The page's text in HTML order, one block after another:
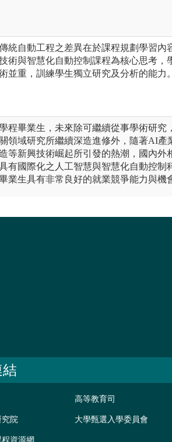
統自動工程之差異在於課程規劃學習內
術與智慧化自動控制課程為核心思考，
並重，訓練學生獨立研究及分析的能力。
程畢業生，未來除可繼續從事學術研究
領域研究所繼續深造進修外，隨著AI產
等新興技術崛起所引發的熱潮，國內外
有國際化之人工智慧與智慧化自動控制
業生具有非常良好的就業競爭能力與機
高等教育司
究院 大學甄選入學委員會
資源網